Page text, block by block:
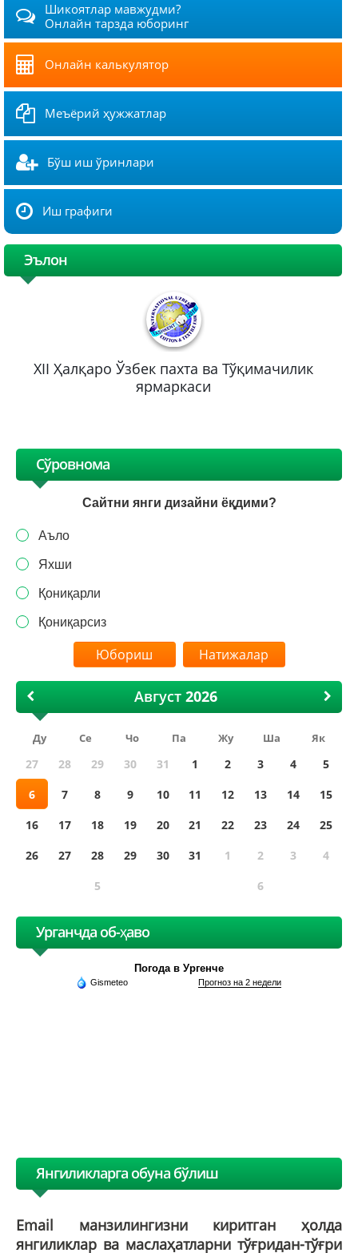
Шикоятлар мавжудми?
Онлайн тарзда юборинг
Онлайн калькулятор
Меъёрий ҳужжатлар
Бўш иш ўринлари
Иш графиги
Эълон
XII Ҳалқаро Ўзбек пахта ва Тўқимачилик
ярмаркаси
Сўровнома
Сайтни янги дизайни ёқдими?
Аъло
Яхши
Қониқарли
Қониқарсиз
Натижалар
Август
Ду Се Чо Па Жу Ша Як
27 28 29 30 31 1 2 3 4
5
6
7 8 9 10 11 12 13 14
15
16
17 18 19 20 21 22 23 24
25
26
27 28 29 30 31 1 2 3
4
5
6
Урганчда об-ҳаво
Погода в Ургенче
Gismeteo Прогноз на 2 недели
Янгиликларга обуна бўлиш
Email манзилингизни киритган ҳолда
янгиликлар ва маслаҳатларни тўғридан-тўғри